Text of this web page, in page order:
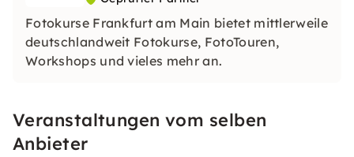
Fotokurse Frankfurt am Main bietet mittlerweile
deutschlandweit Fotokurse, FotoTouren,
Workshops und vieles mehr an.
Veranstaltungen vom selben
Anbieter